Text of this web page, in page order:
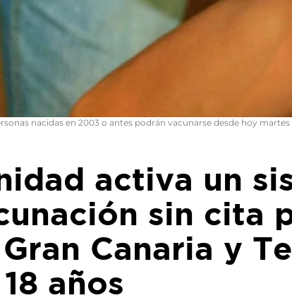
nacidas en 2003 o antes podrán vacunarse desde hoy
activa un
sin cita
Canaria y
años